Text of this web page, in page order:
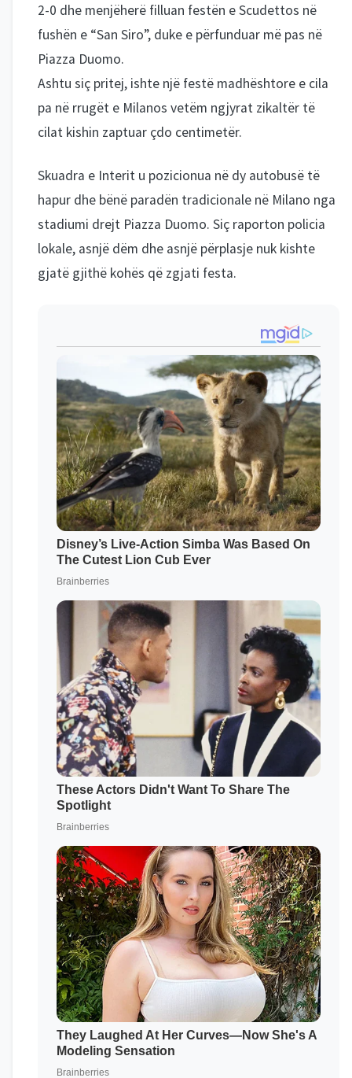
2-0 dhe menjëherë filluan festën e Scudettos në
fushën e “San Siro”, duke e përfunduar më pas në
Piazza Duomo.
Ashtu siç pritej, ishte një festë madhështore e cila
pa në rrugët e Milanos vetëm ngjyrat zikaltër të
cilat kishin zaptuar çdo centimetër.
Skuadra e Interit u pozicionua në dy autobusë të
hapur dhe bënë paradën tradicionale në Milano nga
stadiumi drejt Piazza Duomo. Siç raporton policia
lokale, asnjë dëm dhe asnjë përplasje nuk kishte
gjatë gjithë kohës që zgjati festa.